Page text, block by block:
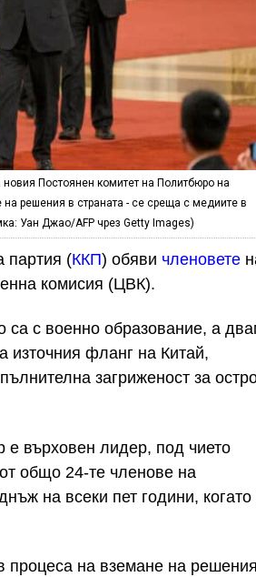
Постоянен комитет на Политбюро на
решения в страната - се среща с медиите в
Уан Джао/AFP чрез Getty Images)
партия (ККП) обяви членовете
комисия (ЦВК).
са с военно образование, а
източния фланг на Китай,
загриженост за
е върховен лидер, под чието
общо 24-те членове на
на всеки пет години,
процеса на вземане на